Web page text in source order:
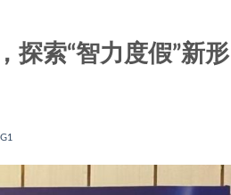
探索“智力度假”新形